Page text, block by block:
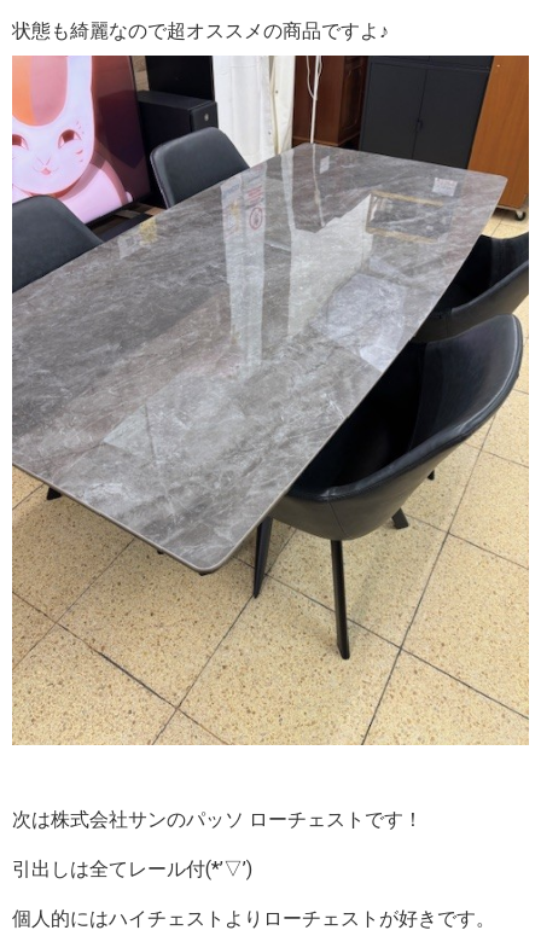
状態も綺麗なので超オススメの商品ですよ♪
次は株式会社サンのパッソ ローチェストです！
引出しは全てレール付(*’▽’)
個人的にはハイチェストよりローチェストが好きです。